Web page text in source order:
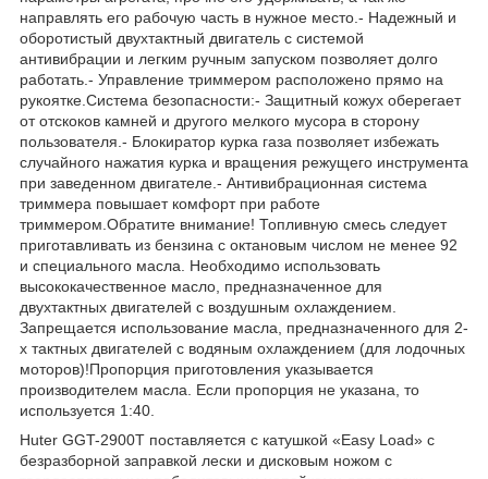
направлять его рабочую часть в нужное место.- Надежный и
оборотистый двухтактный двигатель с системой
антивибрации и легким ручным запуском позволяет долго
работать.- Управление триммером расположено прямо на
рукоятке.Система безопасности:- Защитный кожух оберегает
от отскоков камней и другого мелкого мусора в сторону
пользователя.- Блокиратор курка газа позволяет избежать
случайного нажатия курка и вращения режущего инструмента
при заведенном двигателе.- Антивибрационная система
триммера повышает комфорт при работе
триммером.Обратите внимание! Топливную смесь следует
приготавливать из бензина с октановым числом не менее 92
и специального масла. Необходимо использовать
высококачественное масло, предназначенное для
двухтактных двигателей с воздушным охлаждением.
Запрещается использование масла, предназначенного для 2-
х тактных двигателей с водяным охлаждением (для лодочных
моторов)!Пропорция приготовления указывается
производителем масла. Если пропорция не указана, то
используется 1:40.
Huter GGT-2900T поставляется с катушкой «Easy Load» с
безразборной заправкой лески и дисковым ножом с